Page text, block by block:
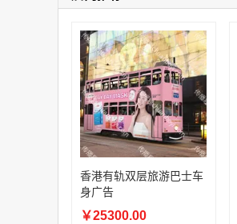
香港有轨双层旅游巴士车
身广告
￥25300.00